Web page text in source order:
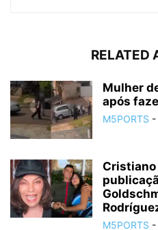
RELATED
Mulher
após
M5PORTS -
Cristiano
M5PORTS -